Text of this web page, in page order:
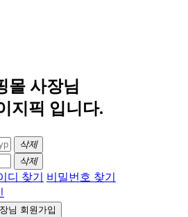
몰 사장님
지픽 입니다.
삭제
삭제
디 찾기 비밀번호 찾기
님 회원가입